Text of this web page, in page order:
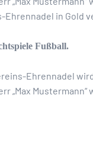
in Gold
Fußball.
Ehrennadel
„Max